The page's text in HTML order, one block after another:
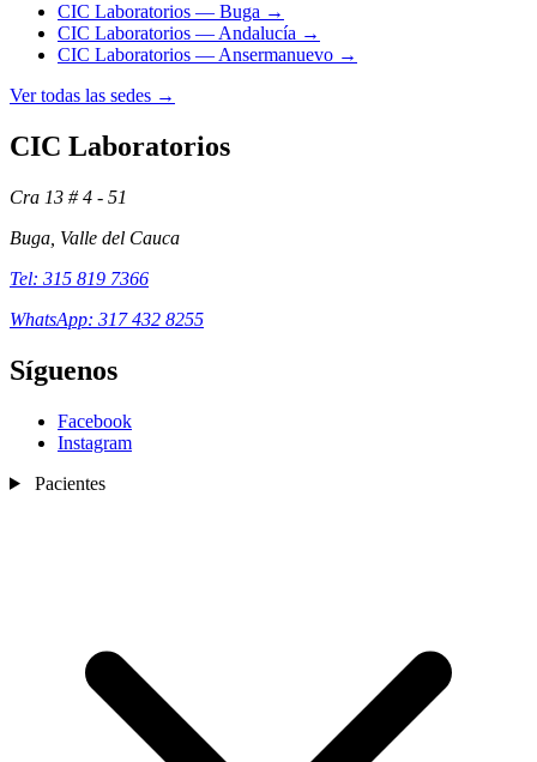
CIC Laboratorios — Buga →
CIC Laboratorios — Andalucía →
CIC Laboratorios — Ansermanuevo →
Ver todas las sedes →
CIC Laboratorios
Cra 13 # 4 - 51
Buga, Valle del Cauca
Tel: 315 819 7366
WhatsApp: 317 432 8255
Síguenos
Facebook
Instagram
Pacientes